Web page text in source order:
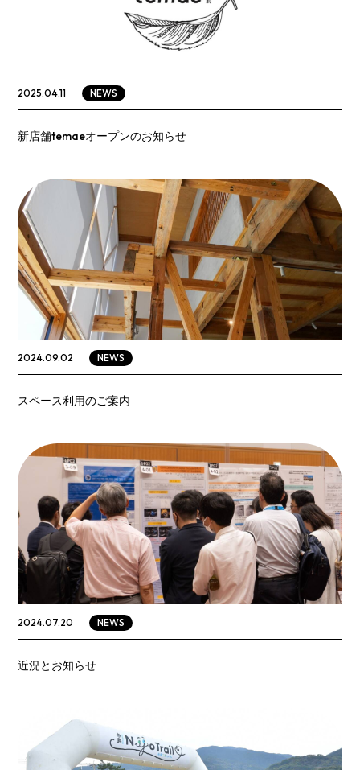
2025.04.11 NEWS
新店舗temaeオープンのお知らせ
2024.09.02 NEWS
スペース利用のご案内
2024.07.20 NEWS
近況とお知らせ